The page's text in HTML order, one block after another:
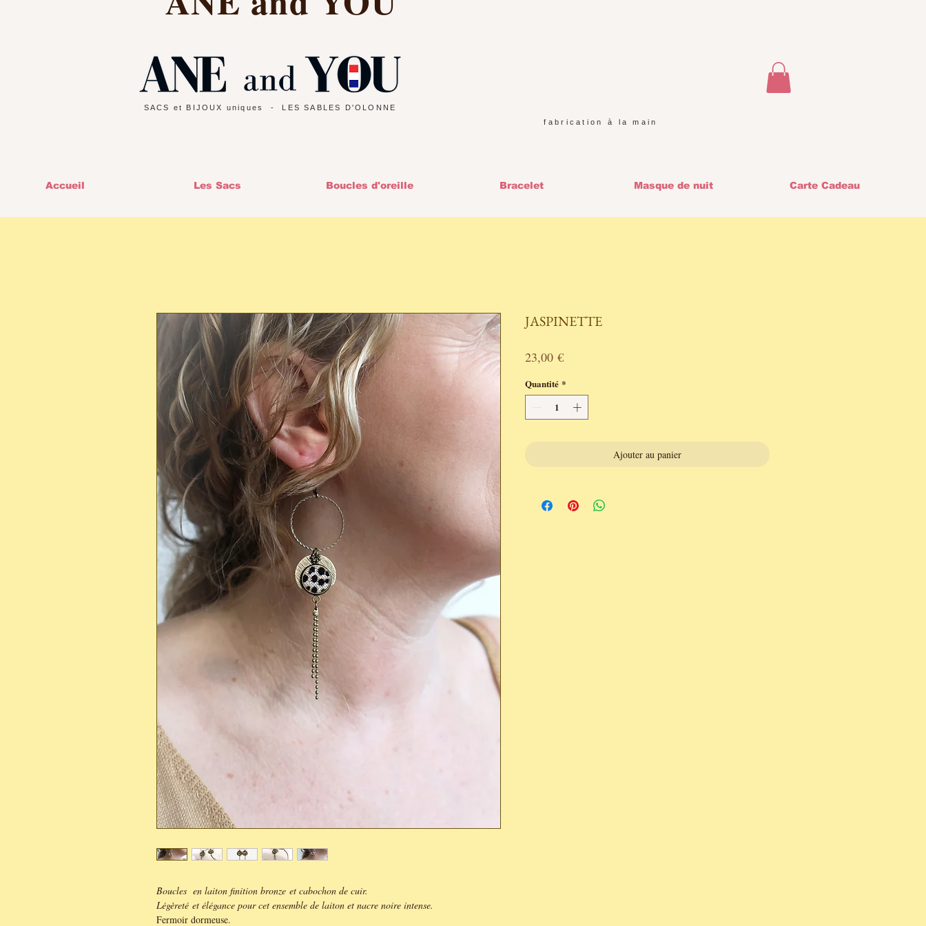
SACS et BIJOUX uniques
- LES SABLES D'OLONNE
fabrication à la main
Accueil Les Sacs Boucles d'oreille Bracelet Masque de nuit Carte Cadeau
Boucles en laiton finition bronze et cabochon de cuir.
Légèreté et élégance pour cet ensemble de laiton et nacre noire intense.
Fermoir dormeuse.
JASPINETTE
23,00 €Prix
Quantité *
Ajouter au panier